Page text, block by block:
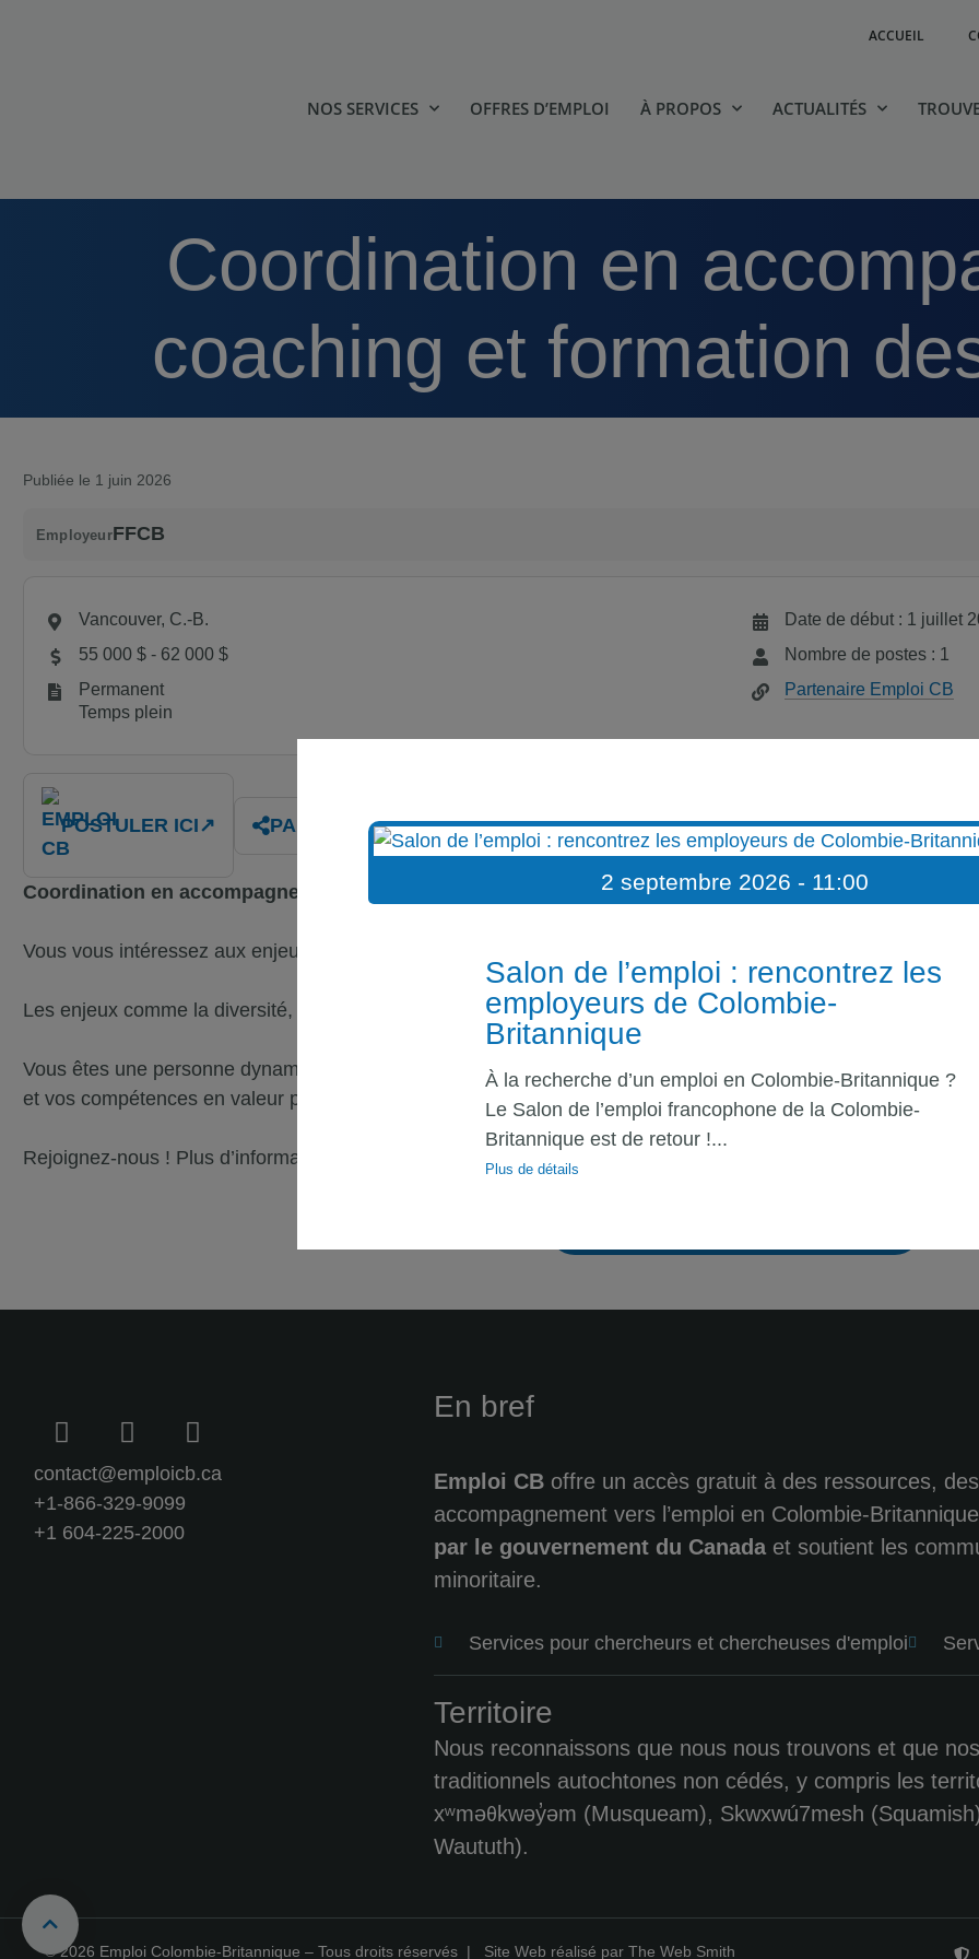
ACCUEIL
NOS SERVICES OFFRES D’EMPLOI À PROPOS ACTUALITÉS
Coordination en accompagnement,
coaching et formation
Publiée le 1 juin 2026
EmployeurFFCB
Vancouver, C.-B.
55 000 $ - 62 000 $
Permanent
Temps plein
Date de début : 1 juillet
Nombre de postes : 1
Partenaire Emploi CB
POSTULER ICI↗ PARTAGER
Coordination en accompagnement, coaching et formation des membres
Vous vous intéressez aux enjeux communautaires francophones en Colombie-Britannique ?
Les enjeux comme la diversité, l’inclusion et l’accès aux services francophones vous tiennent à cœur ?
Vous êtes une personne dynamique, enthousiaste et expérimentée en conception de formations courtes et
et vos compétences en valeur pour faire briller la francophonie de Colombie-Britannique ?
Rejoignez-nous ! Plus d’informations en cliquant sur « Postuler ici »
contact@emploicb.ca
+1-866-329-9099
+1 604-225-2000
En bref
Emploi CBoffre un accès gratuit à des ressources,
accompagnement vers l’emploi en Colombie-
par le gouvernement du Canadaet soutient les
minoritaire.
Services pour chercheurs et chercheuses d'emploi
Territoire
Nous reconnaissons que nous nous trouvons et que
traditionnels autochtones non cédés, y compris les
xʷməθkwəy̓əm (Musqueam), Skwxwú7mesh
Waututh).
© 2026 Emploi Colombie-Britannique – Tous droits réservés | Site Web réalisé par The Web Smith
2 septembre 2026 - 11:00
Salon de l’emploi : rencontrez les
employeurs de Colombie-
Britannique
À la recherche d’un emploi en Colombie-Britannique ?
Le Salon de l’emploi francophone de la Colombie-
Britannique est de retour !...
Plus de détails